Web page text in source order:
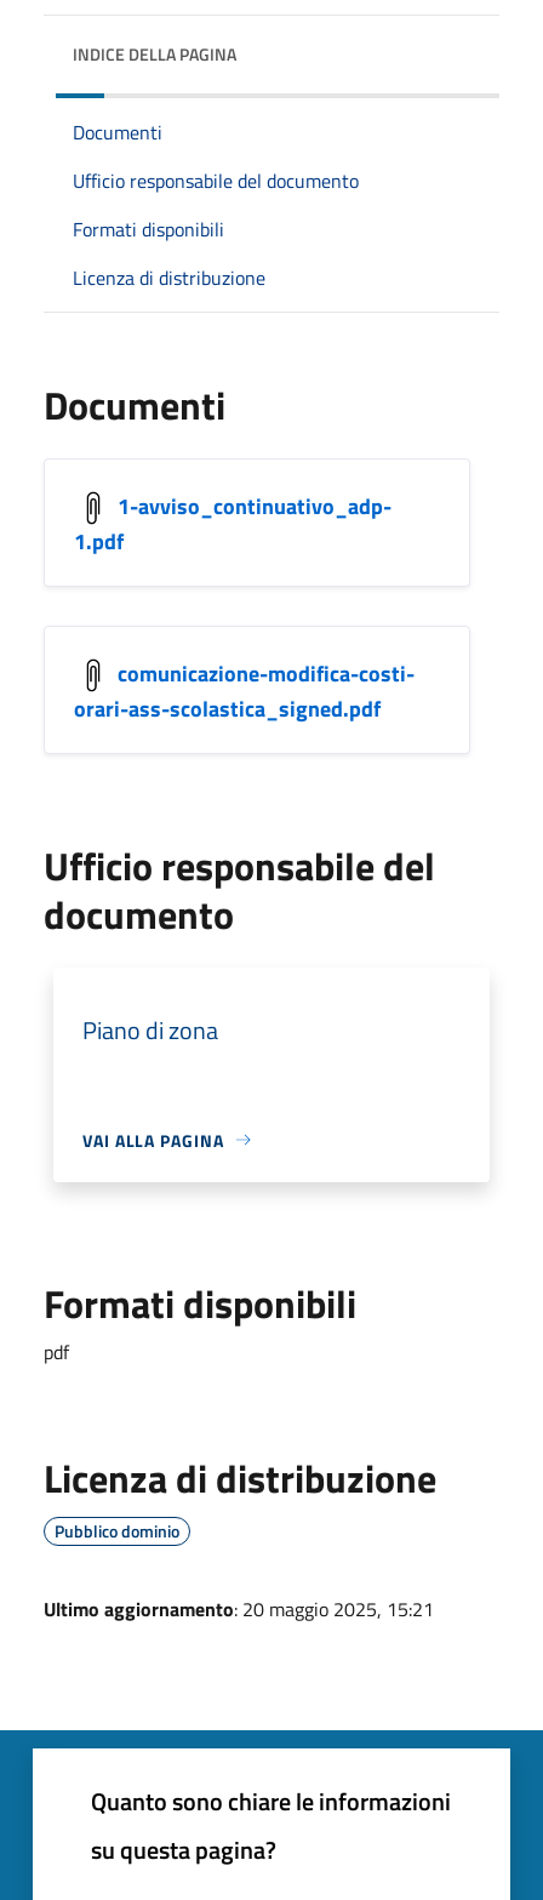
INDICE DELLA PAGINA
Documenti
Ufficio responsabile del documento
Formati disponibili
Licenza di distribuzione
Documenti
1-avviso_continuativo_adp-
1.pdf
comunicazione-modifica-costi-
orari-ass-scolastica_signed.pdf
Ufficio responsabile del
documento
Piano di zona
VAI ALLA PAGINA
Formati disponibili
pdf
Licenza di distribuzione
Pubblico dominio
Ultimo aggiornamento: 20 maggio 2025, 15:21
Quanto sono chiare le informazioni
su questa pagina?